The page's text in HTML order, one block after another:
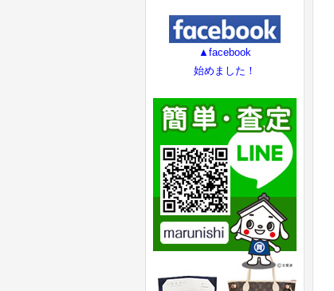
▲facebook
始めました！